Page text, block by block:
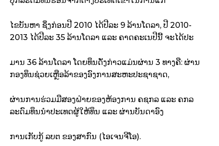
ໄຂ​ບັນຫາ ຊຶ່ງ​ກ່ອນ​ປີ 2010 ໄດ້​ປີ​ລະ 9 ລ້ານ​ໂດ​ລາ, ປີ 2010-
2013 ໄດ້​ປີ​ລະ 35 ລ້ານ​ໂດ​ລາ ແລະ ຄາດ​ຄະເນ​ປີ​ນີ້ ຈະ​ໄດ້​ປະ
ມານ 36 ລ້ານ​ໂດ​ລາ ໂດຍ​ທຶນດັ່ງກ່າວ​ແມ່ນ​ຜ່ານ 3 ທາງ​ຄື: ຜ່ານ​
ກອງທຶນ​ຊ່ວຍເຫຼືອ​ລ້າ​ຂອງ​ອົງການ​ສະຫະ​ປະຊາ​ຊາດ,
ຜ່ານ​ການ​ຮ່ວມ​ມື​ສອງ​ຝ່າຍຂອງ​ຫ້ອງການ ຄຊກລ ແລະ ຄກລ
ລະດົມ​ທຶນ​ນຳ​ປະເທດ​ຜູ້​ໃຫ້​ທຶນ ແລະ ຜ່ານ​ບັນດາ​ອົງ
ການ​ເກັບ​ກູ້ ລບຕ ຂອງສາກົນ (ໄອ​ເຈນ​ຈີ​ໂອ).